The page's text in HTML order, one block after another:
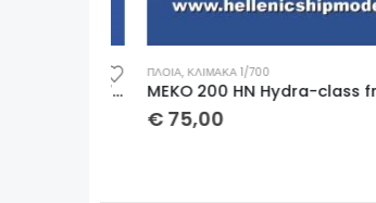
ΠΛΟΙΑ ,ΚΛΊΜΑΚΑ 1/700
75,00